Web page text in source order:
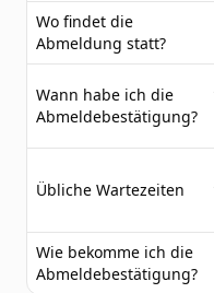
Wo findet die
Abmeldung statt?
Wann habe ich die
Abmeldebestätigung?
Übliche Wartezeiten
Wie bekomme ich die
Abmeldebestätigung?